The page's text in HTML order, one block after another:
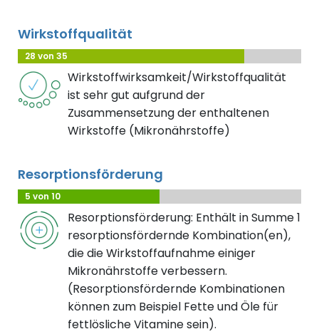
Wirkstoffqualität
28 von 35
Wirkstoffwirksamkeit/Wirkstoffqualität
ist sehr gut aufgrund der
Zusammensetzung der enthaltenen
Wirkstoffe (Mikronährstoffe)
Resorptionsförderung
5 von 10
Resorptionsförderung: Enthält in Summe 1
resorptionsfördernde Kombination(en),
die die Wirkstoffaufnahme einiger
Mikronährstoffe verbessern.
(Resorptionsfördernde Kombinationen
können zum Beispiel Fette und Öle für
fettlösliche Vitamine sein).